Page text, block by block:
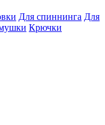
Для спиннинга Для
Крючки